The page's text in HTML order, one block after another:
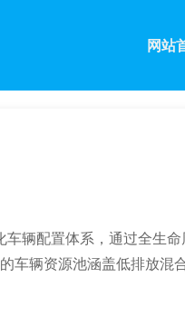
网站
辆配置体系，通过全生
车辆资源池涵盖低排放混
管理系统。该系统可实时